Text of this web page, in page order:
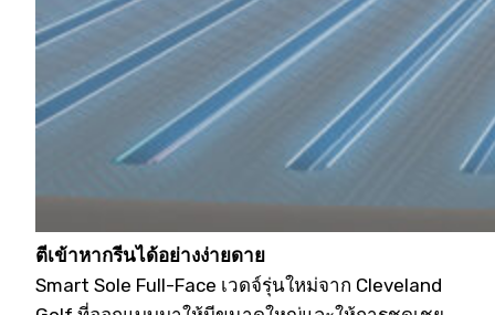
ตีเข้าหากรีนได้อย่างง่ายดาย
Smart Sole Full-Face เวดจ์รุ่นใหม่จาก Cleveland